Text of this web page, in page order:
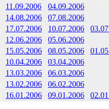
11.09.2006
04.09.2006
14.08.2006
07.08.2006
17.07.2006 10.07.2006
12.06.2006
05.06.2006
15.05.2006 08.05.2006
10.04.2006
03.04.2006
13.03.2006
06.03.2006
13.02.2006
06.02.2006
16.01.2006 09.01.2006